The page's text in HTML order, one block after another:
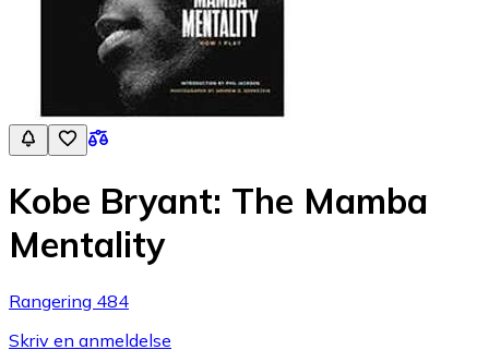
Kobe Bryant: The Mamba
Mentality
Rangering 484
Skriv en anmeldelse